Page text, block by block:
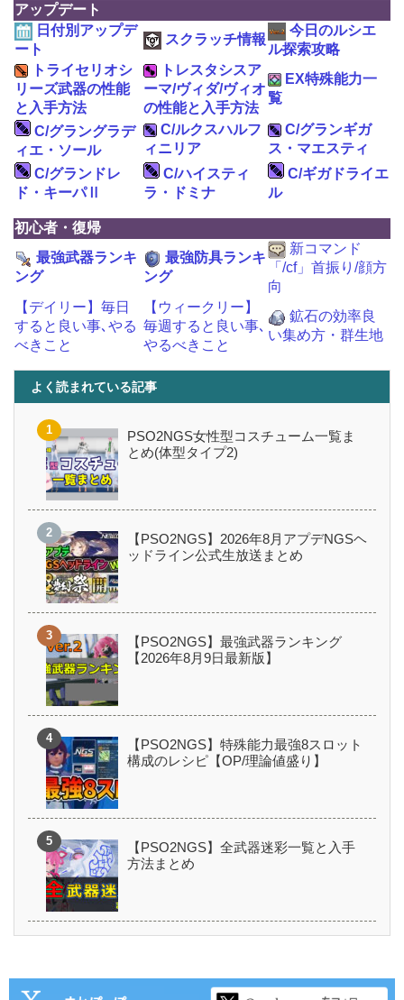
アップデート
日付別アップデ
ート
スクラッチ情報
今日のルシエ
ル探索攻略
トライセリオシ
リーズ武器の性能
と入手方法
トレスタシスア
ーマ/ヴィダ/ヴィオ
の性能と入手方法
EX特殊能力一
覧
C/グラングラデ
ィエ・ソール
C/ルクスハルフ
ィニリア
C/グランギガ
ス・マエスティ
C/グランドレ
ド・キーパⅡ
C/ハイスティ
ラ・ドミナ
C/ギガドライエ
ル
初心者・復帰
最強武器ランキ
ング
最強防具ランキ
ング
新コマンド
「/cf」首振り/顔方
向
【デイリー】毎日
すると良い事､やる
べきこと
【ウィークリー】
毎週すると良い事､
やるべきこと
鉱石の効率良
い集め方・群生地
よく読まれている記事
PSO2NGS女性型コスチューム一覧ま
とめ(体型タイプ2)
【PSO2NGS】2026年8月アプデNGSヘ
ッドライン公式生放送まとめ
【PSO2NGS】最強武器ランキング
【2026年8月9日最新版】
【PSO2NGS】特殊能力最強8スロット
構成のレシピ【OP/理論値盛り】
【PSO2NGS】全武器迷彩一覧と入手
方法まとめ